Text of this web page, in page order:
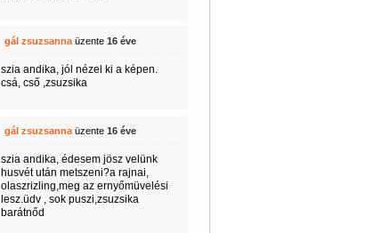
gál zsuzsannaüzente 16 éve
szia andika, jól nézel ki a képen.
csá, cső ,zsuzsika
gál zsuzsannaüzente 16 éve
szia andika, édesem jösz velünk
husvét után metszeni?a rajnai,
olaszrizling,meg az ernyőmüvelési
lesz.üdv , sok puszi,zsuzsika
barátnőd